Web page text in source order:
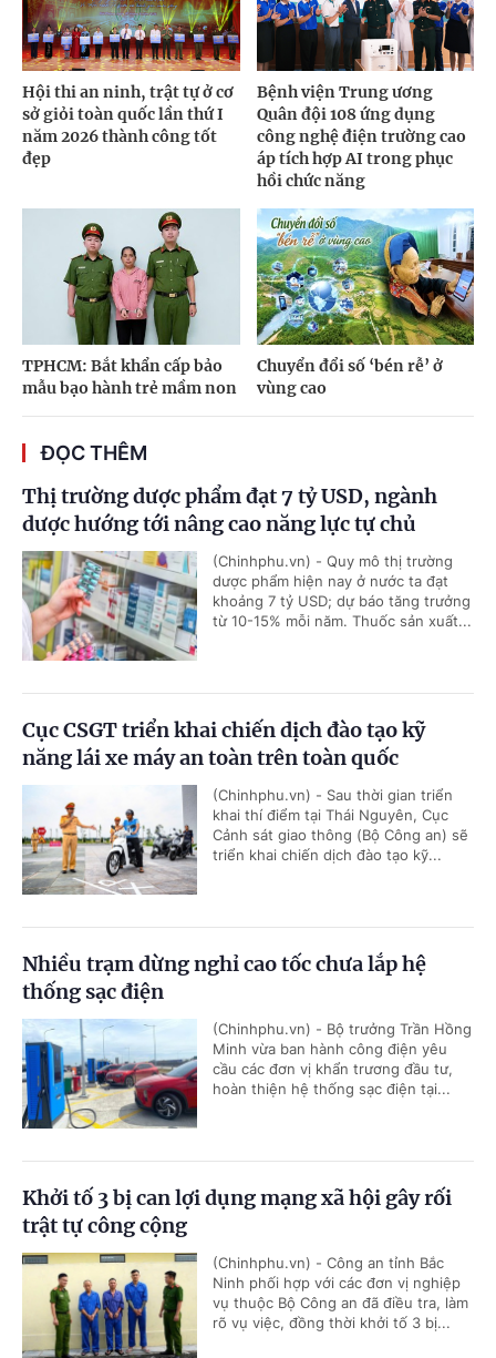
Hội thi an ninh, trật tự ở cơ
sở giỏi toàn quốc lần thứ I
năm 2026 thành công tốt
đẹp
Bệnh viện Trung ương
Quân đội 108 ứng dụng
công nghệ điện trường cao
áp tích hợp AI trong phục
hồi chức năng
TPHCM: Bắt khẩn cấp bảo
mẫu bạo hành trẻ mầm non
Chuyển đổi số ‘bén rễ’ ở
vùng cao
ĐỌC THÊM
Thị trường dược phẩm đạt 7 tỷ USD, ngành
dược hướng tới nâng cao năng lực tự chủ
(Chinhphu.vn) - Quy mô thị trường
dược phẩm hiện nay ở nước ta đạt
khoảng 7 tỷ USD; dự báo tăng trưởng
từ 10-15% mỗi năm. Thuốc sản xuất...
Cục CSGT triển khai chiến dịch đào tạo kỹ
năng lái xe máy an toàn trên toàn quốc
(Chinhphu.vn) - Sau thời gian triển
khai thí điểm tại Thái Nguyên, Cục
Cảnh sát giao thông (Bộ Công an) sẽ
triển khai chiến dịch đào tạo kỹ...
Nhiều trạm dừng nghỉ cao tốc chưa lắp hệ
thống sạc điện
(Chinhphu.vn) - Bộ trưởng Trần Hồng
Minh vừa ban hành công điện yêu
cầu các đơn vị khẩn trương đầu tư,
hoàn thiện hệ thống sạc điện tại...
Khởi tố 3 bị can lợi dụng mạng xã hội gây rối
trật tự công cộng
(Chinhphu.vn) - Công an tỉnh Bắc
Ninh phối hợp với các đơn vị nghiệp
vụ thuộc Bộ Công an đã điều tra, làm
rõ vụ việc, đồng thời khởi tố 3 bị...